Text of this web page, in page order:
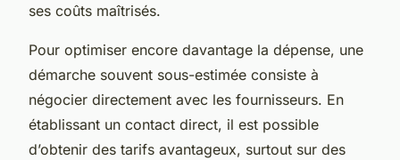
ses coûts maîtrisés.
Pour optimiser encore davantage la dépense, une
démarche souvent sous-estimée consiste à
négocier directement avec les fournisseurs. En
établissant un contact direct, il est possible
d’obtenir des tarifs avantageux, surtout sur des